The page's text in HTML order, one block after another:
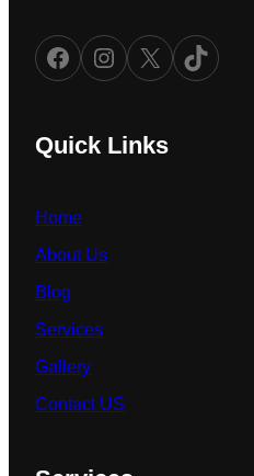
Facebook Instagram X TikTok
Quick Links
Home
About Us
Blog
Services
Gallery
Contact US